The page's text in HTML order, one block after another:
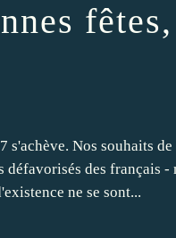
s'achève. Nos souhaits
défavorisés des français
ne se sont...